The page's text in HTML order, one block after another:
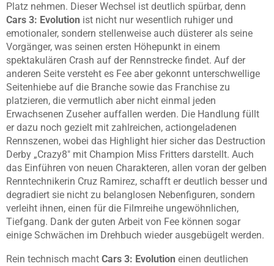
Platz nehmen. Dieser Wechsel ist deutlich spürbar, denn
Cars 3: Evolution ist nicht nur wesentlich ruhiger und
emotionaler, sondern stellenweise auch düsterer als seine
Vorgänger, was seinen ersten Höhepunkt in einem
spektakulären Crash auf der Rennstrecke findet. Auf der
anderen Seite versteht es Fee aber gekonnt unterschwellige
Seitenhiebe auf die Branche sowie das Franchise zu
platzieren, die vermutlich aber nicht einmal jeden
Erwachsenen Zuseher auffallen werden. Die Handlung füllt
er dazu noch gezielt mit zahlreichen, actiongeladenen
Rennszenen, wobei das Highlight hier sicher das Destruction
Derby „Crazy8″ mit Champion Miss Fritters darstellt. Auch
das Einführen von neuen Charakteren, allen voran der gelben
Renntechnikerin Cruz Ramirez, schafft er deutlich besser und
degradiert sie nicht zu belanglosen Nebenfiguren, sondern
verleiht ihnen, einen für die Filmreihe ungewöhnlichen,
Tiefgang. Dank der guten Arbeit von Fee können sogar
einige Schwächen im Drehbuch wieder ausgebügelt werden.
Rein technisch macht Cars 3: Evolution einen deutlichen